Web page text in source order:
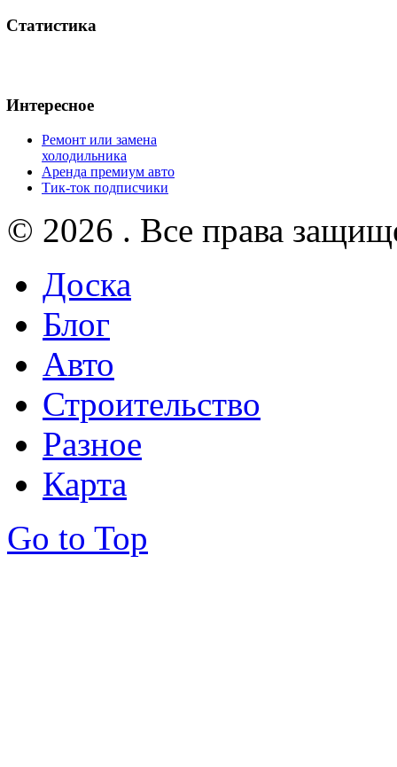
Статистика
Интересное
Ремонт или замена
холодильника
Аренда премиум авто
Тик-ток подписчики
© 2026 . Все права
Доска
Блог
Авто
Строительство
Разное
Карта
Go to Top